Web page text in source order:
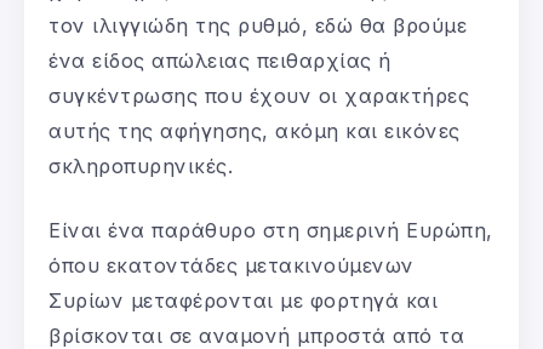
τον ιλιγγιώδη της ρυθμό, εδώ θα βρούμε
ένα είδος απώλειας πειθαρχίας ή
συγκέντρωσης που έχουν οι χαρακτήρες
αυτής της αφήγησης, ακόμη και εικόνες
σκληροπυρηνικές.
Είναι ένα παράθυρο στη σημερινή Ευρώπη,
όπου εκατοντάδες μετακινούμενων
Συρίων μεταφέρονται με φορτηγά και
βρίσκονται σε αναμονή μπροστά από τα